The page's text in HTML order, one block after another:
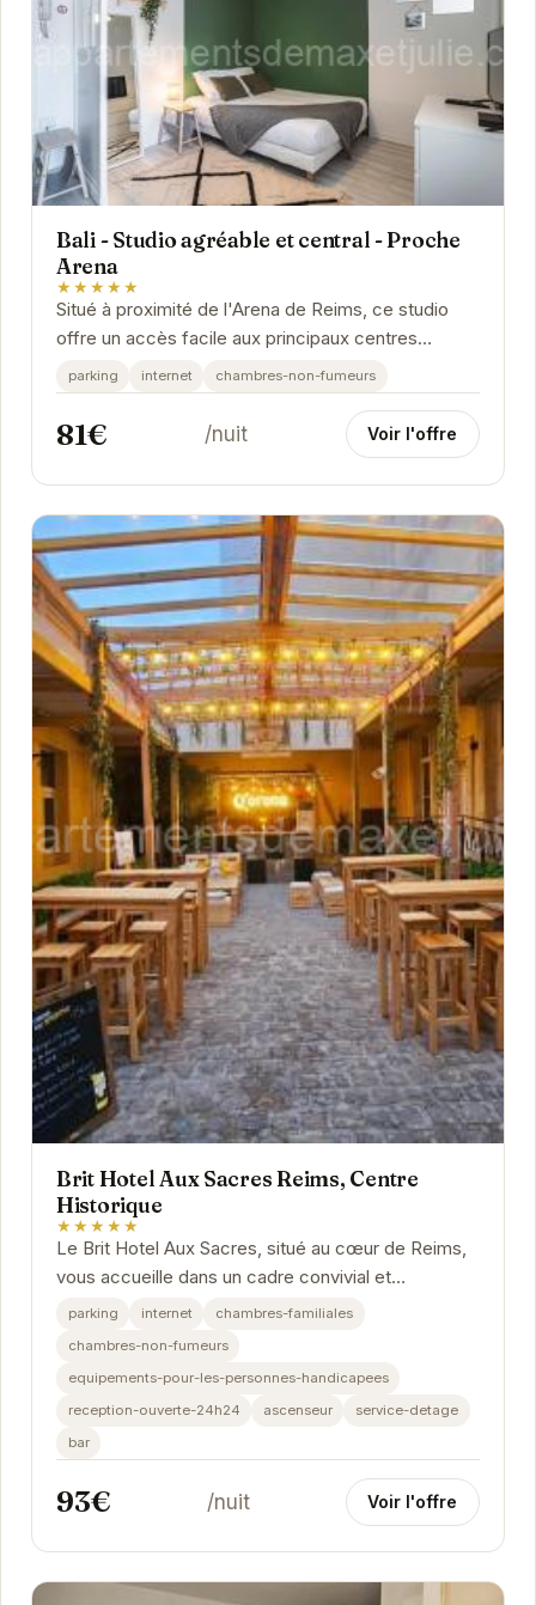
Bali - Studio agréable et central - Proche
Arena
★★★★★
Situé à proximité de l'Arena de Reims, ce studio
offre un accès facile aux principaux centres
d'intérêt de la ville. Son aménagement moderne...
parking internet chambres-non-fumeurs
81€ /nuit Voir l'offre
Brit Hotel Aux Sacres Reims, Centre
Historique
★★★★★
Le Brit Hotel Aux Sacres, situé au cœur de Reims,
vous accueille dans un cadre convivial et
confortable. Idéalement placé pour explorer les...
parking internet
chambres-familiales
chambres-non-fumeurs
equipements-pour-les-personnes-handicapees
reception-ouverte-24h24
ascenseur
service-detage
bar
93€ /nuit Voir l'offre